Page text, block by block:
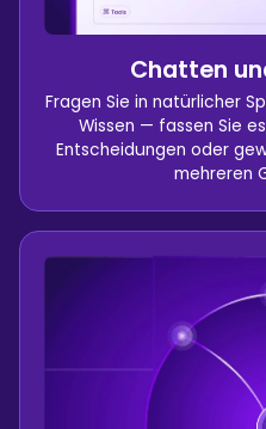
Chatten
Fragen Sie in natürlicher
Wissen — fassen Sie
Entscheidungen oder
mehreren